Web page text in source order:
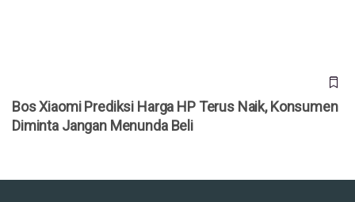
Bos Xiaomi Prediksi Harga HP Terus Naik, Konsumen
Diminta Jangan Menunda Beli